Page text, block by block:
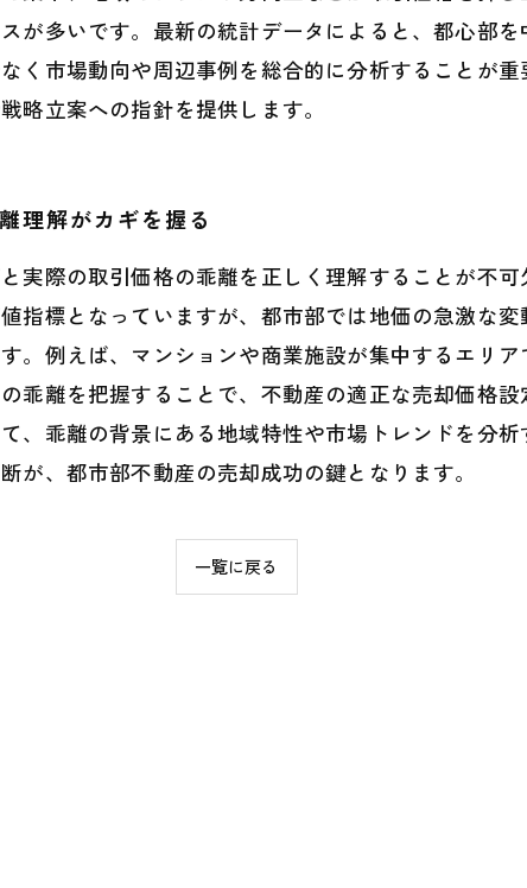
が多いです。最新の統計データによると、都心部
く市場動向や周辺事例を総合的に分析することが
略立案への指針を提供します。
理解がカギを握る
実際の取引価格の乖離を正しく理解することが不
指標となっていますが、都市部では地価の急激な変
。例えば、マンションや商業施設が集中するエリ
乖離を把握することで、不動産の適正な売却価格
、乖離の背景にある地域特性や市場トレンドを分
、都市部不動産の売却成功の鍵となります。
一覧に戻る